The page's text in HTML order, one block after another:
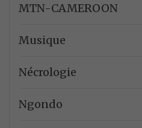
MTN-CAMEROON
Musique
Nécrologie
Ngondo